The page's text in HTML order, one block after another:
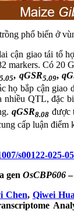
phổ biến ở
cận giao tái tổ
markers. Có
5.05, qGSR5.09,
họ bắp cận
nhiều QTL, đặc
qGSR8.08được
cấp luận
s00122-025-
gen OsCBP606
Chen, Qiwei